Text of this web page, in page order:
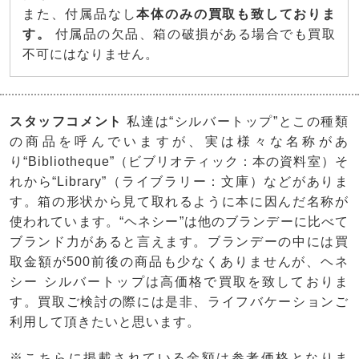
また、付属品なし本体のみの買取も致しておりま
す。
付属品の欠品、箱の破損がある場合でも買取
不可にはなりません。
スタッフコメント 私達は“シルバートップ”とこの種類
の商品を呼んでいますが、実は様々な名称があ
り“Bibliotheque”（ビブリオティック：本の資料室）そ
れから“Library”（ライブラリー：文庫）などがありま
す。箱の形状から見て取れるように本に因んだ名称が
使われています。“ヘネシー”は他のブランデーに比べて
ブランド力があると言えます。ブランデーの中には買
取金額が500前後の商品も少なくありませんが、ヘネ
シー シルバートップは高価格で買取を致しておりま
す。買取ご検討の際には是非、ライフバケーションご
利用して頂きたいと思います。